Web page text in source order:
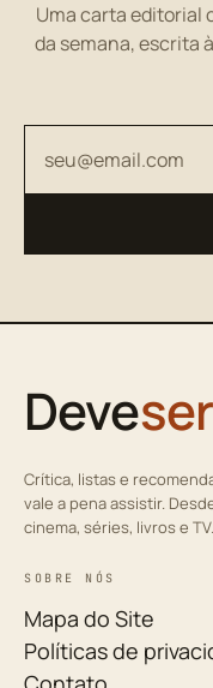
Uma carta editorial
da semana, escrita
Deveser
Crítica, listas e
vale a pena assistir.
cinema, séries, livros e TV.
SOBRE NÓS
Mapa do Site
Políticas de